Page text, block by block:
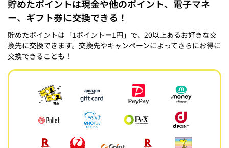
貯めたポイントは現金や他のポイント、電子マネ
ー、ギフト券に交換できる！
貯めたポイントは「1ポイント＝1円」で、20以上あるお好きな交
換先に交換できます。交換先やキャンペーンによってさらにお得に
交換できることも！